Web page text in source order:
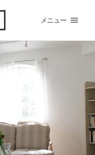
メニュー